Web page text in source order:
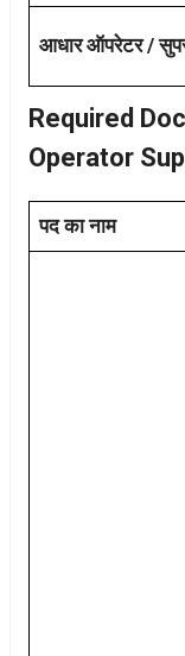
आधार ऑपरेटर /
Required
Operator
पद का नाम